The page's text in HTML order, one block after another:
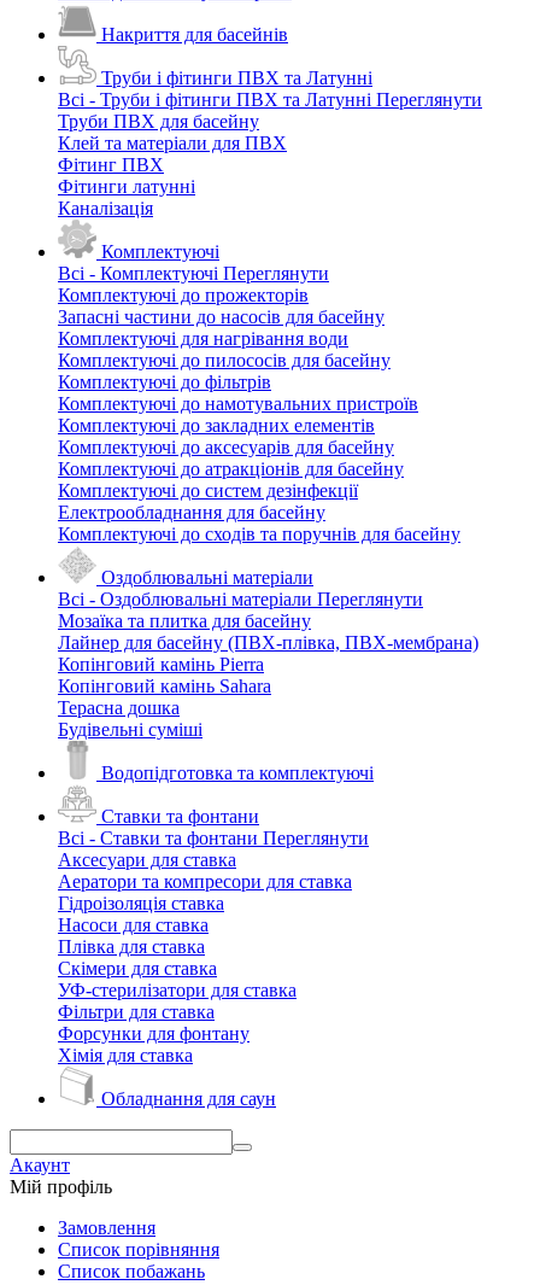
Накриття для басейнів
Труби і фітинги ПВХ та Латунні
Всі - Труби і фітинги ПВХ та Латунні Переглянути
Труби ПВХ для басейну
Клей та матеріали для ПВХ
Фітинг ПВХ
Фітинги латунні
Каналізація
Комплектуючі
Всі - Комплектуючі Переглянути
Комплектуючі до прожекторів
Запасні частини до насосів для басейну
Комплектуючі для нагрівання води
Комплектуючі до пилососів для басейну
Комплектуючі до фільтрів
Комплектуючі до намотувальних пристроїв
Комплектуючі до закладних елементів
Комплектуючі до аксесуарів для басейну
Комплектуючі до атракціонів для басейну
Комплектуючі до систем дезінфекції
Електрообладнання для басейну
Комплектуючі до сходів та поручнів для басейну
Оздоблювальні матеріали
Всі - Оздоблювальні матеріали Переглянути
Мозаїка та плитка для басейну
Лайнер для басейну (ПВХ-плівка, ПВХ-мембрана)
Копінговий камінь Pierra
Копінговий камінь Sahara
Терасна дошка
Будівельні суміші
Водопідготовка та комплектуючі
Ставки та фонтани
Всі - Ставки та фонтани Переглянути
Аксесуари для ставка
Аератори та компресори для ставка
Гідроізоляція ставка
Насоси для ставка
Плівка для ставка
Скімери для ставка
УФ-стерилізатори для ставка
Фільтри для ставка
Форсунки для фонтану
Хімія для ставка
Обладнання для саун
Акаунт
Мій профіль
Замовлення
Cписок порівняння
Список побажань